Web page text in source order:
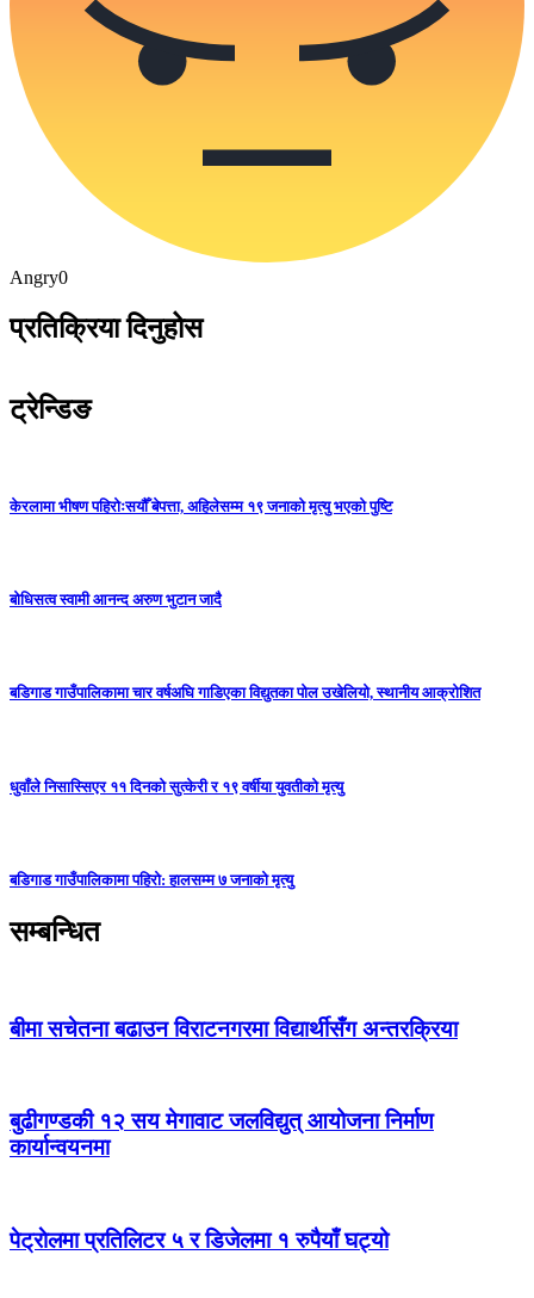
Angry0
प्रतिक्रिया दिनुहोस
ट्रेन्डिङ
केरलामा भीषण पहिरोःसयौँ बेपत्ता, अहिलेसम्म १९ जनाको मृत्यु भएको पुष्टि
बोधिसत्व स्वामी आनन्द अरुण भुटान जादै
बडिगाड गाउँपालिकामा चार वर्षअघि गाडिएका विद्युतका पोल उखेलियो, स्थानीय आक्रोशित
धुवाँले निसास्सिएर ११ दिनको सुत्केरी र १९ वर्षीया युवतीको मृत्यु
बडिगाड गाउँपालिकामा पहिरो: हालसम्म ७ जनाको मृत्यु
सम्बन्धित
बीमा सचेतना बढाउन विराटनगरमा विद्यार्थीसँग अन्तरक्रिया
बुढीगण्डकी १२ सय मेगावाट जलविद्युत् आयोजना निर्माण
कार्यान्वयनमा
पेट्राेलमा प्रतिलिटर ५ र डिजेलमा १ रुपैयाँ घट्यो